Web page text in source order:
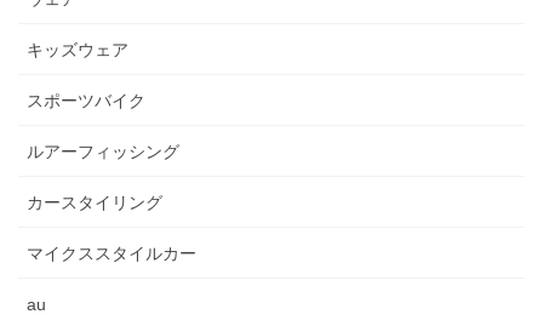
キッズウェア
スポーツバイク
ルアーフィッシング
カースタイリング
マイクススタイルカー
au